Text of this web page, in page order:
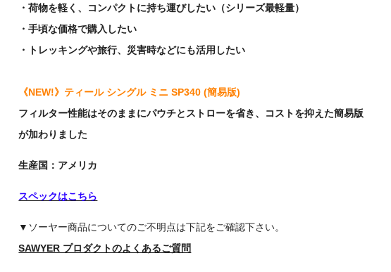
・荷物を軽く、コンパクトに持ち運びしたい（シリーズ最軽量）
・手頃な価格で購入したい
・トレッキングや旅行、災害時などにも活用したい
《NEW!》ティール シングル ミニ SP340 (簡易版)
フィルター性能はそのままにパウチとストローを省き、コストを抑えた簡易版
が加わりました
生産国：アメリカ
スペックはこちら
▼ソーヤー商品についてのご不明点は下記をご確認下さい。
SAWYER プロダクトのよくあるご質問